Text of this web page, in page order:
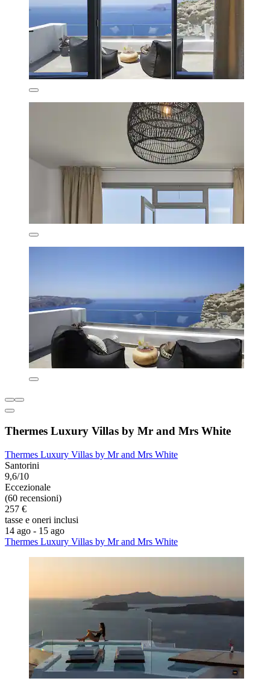
Thermes Luxury Villas by Mr and Mrs White
Thermes Luxury Villas by Mr and Mrs White
Santorini
9,6/10
Eccezionale
(60 recensioni)
257 €
tasse e oneri inclusi
14 ago - 15 ago
Thermes Luxury Villas by Mr and Mrs White